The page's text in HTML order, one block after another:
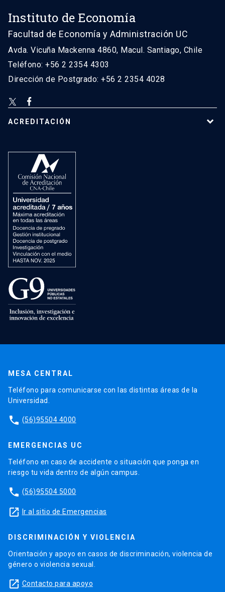
Instituto de Economía
Facultad de Economía y Administración UC
Avda. Vicuña Mackenna 4860, Macul. Santiago, Chile
Teléfono: +56 2 2354 4303
Dirección de Postgrado: +56 2 2354 4028
ACREDITACIÓN
MESA CENTRAL
Teléfono para comunicarse con las distintas áreas de la
Universidad.
phone (56)95504 4000
EMERGENCIAS UC
Teléfono en caso de accidente o situación que ponga en
riesgo tu vida dentro de algún campus.
phone (56)95504 5000
launch Ir al sitio de Emergencias
DISCRIMINACIÓN Y VIOLENCIA
Orientación y apoyo en casos de discriminación, violencia de
género o violencia sexual.
launch Contacto para apoyo